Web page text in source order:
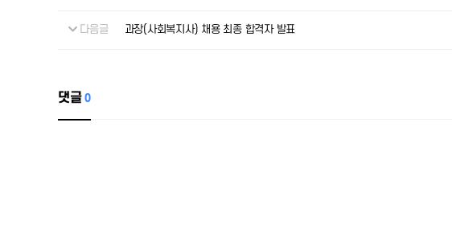
다음글 과장(사회복지사) 채용 최종 합격자 발표
댓글0